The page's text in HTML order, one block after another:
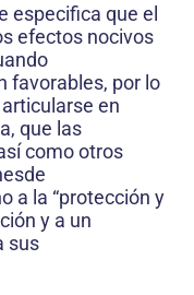
especifica que el
efectos nocivos
favorables, por lo
en
que las
como otros
a la “protección y
y a un
sus